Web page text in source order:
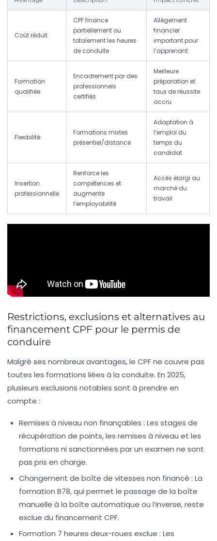
Coût réduit
CPF finance
partiellement ou
totalement les heures
de conduite
Allègement
financier
important pour
l’apprenant
Formation
qualifiée
Encadrement par des
professionnels
certifiés
Meilleure
préparation et
taux de réussite
accru
Flexibilité
Formations mixtes
présentiel/distance
Adaptation à
l’emploi du
temps du
candidat
Insertion
professionnelle
Renforce les
compétences et
augmente
l’employabilité
Accès élargi au
marché du
travail
Restrictions, exclusions et alternatives au
financement CPF pour le permis de
conduire
Malgré ses nombreux avantages, le CPF ne couvre pas
toutes les formations liées à la conduite. En 2025,
plusieurs exclusions notables sont à prendre en
compte :
Remises à niveau non finançables : Les stages de
récupération de points, les remises à niveau et les
formations ni sanctionnées par un examen ne sont
pas pris en charge.
Changement de boîte de vitesses non financé : La
formation B78, qui permet le passage de la boîte
manuelle à la boîte automatique ou l’inverse, reste
exclue du financement CPF.
Formation 7 heures deux-roues exclue : Les